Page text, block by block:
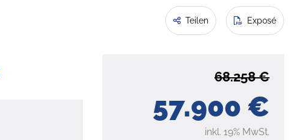
Teilen Exposé
57.900 €
68.258 €
inkl. 19% MwSt.